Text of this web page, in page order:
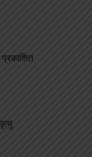
प्रकाशित